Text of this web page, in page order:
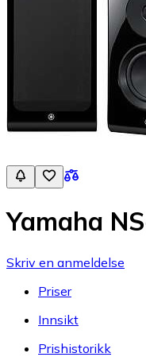
Yamaha
Skriv en anmeldelse
Priser
Innsikt
Prishistorikk